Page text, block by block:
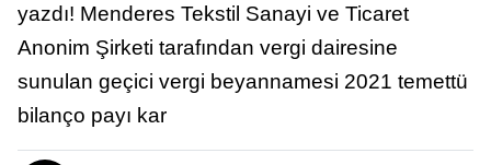
yazdı! Menderes Tekstil Sanayi ve Ticaret
Anonim Şirketi tarafından vergi dairesine
sunulan geçici vergi beyannamesi 2021 temettü
bilanço payı kar